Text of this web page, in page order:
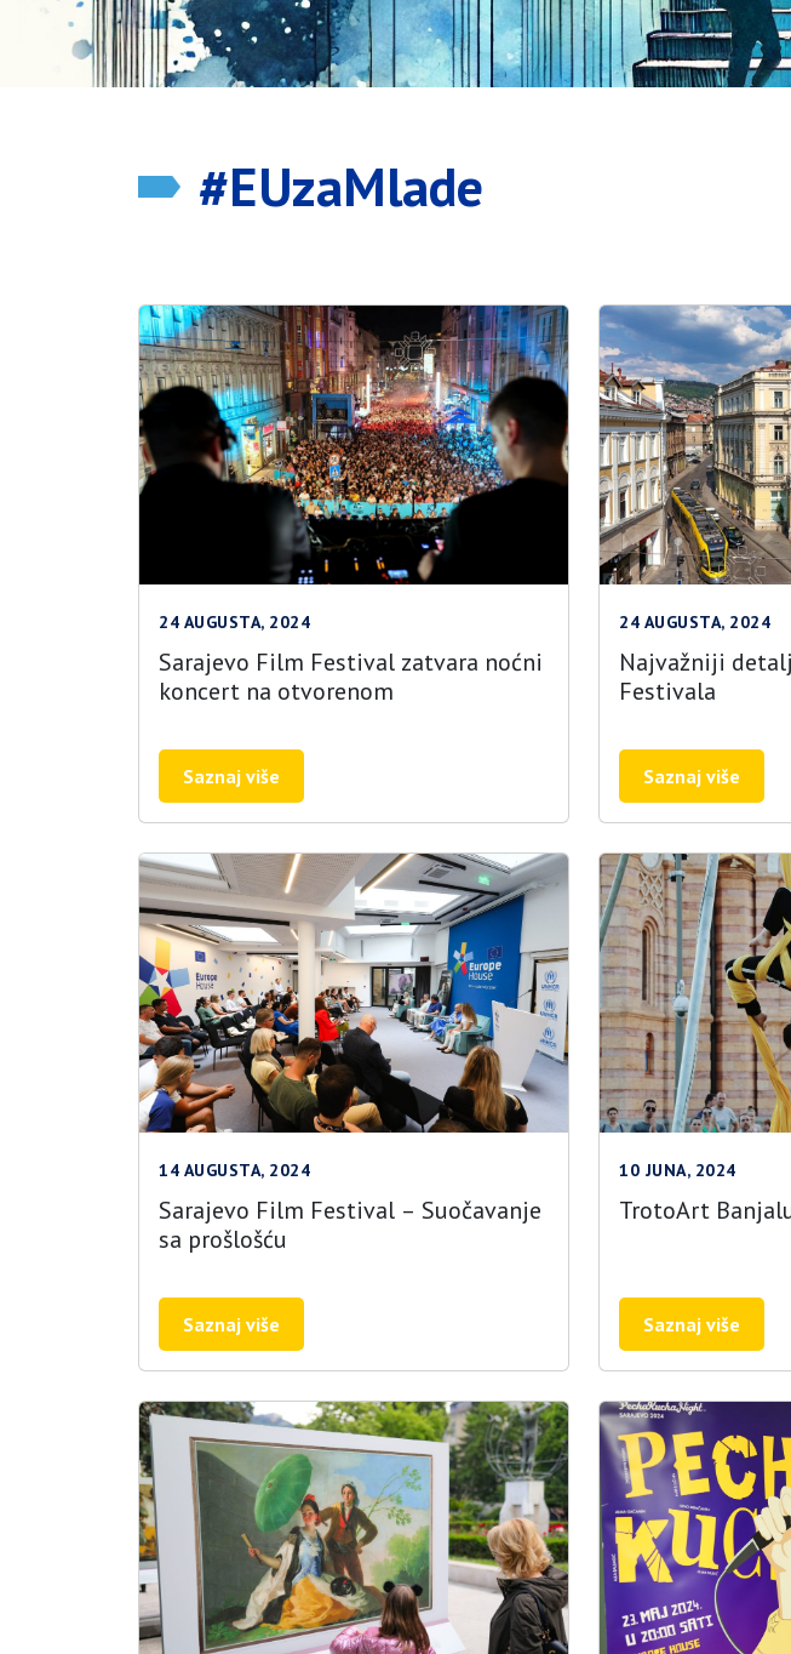
#EUzaMlade
24 AUGUSTA, 2024
Sarajevo Film Festival zatvara noćni
koncert na otvorenom
Saznaj više
24 AUGUSTA, 2024
Najvažniji
Festivala
Saznaj više
14 AUGUSTA, 2024
Sarajevo Film Festival – Suočavanje
sa prošlošću
Saznaj više
10 JUNA, 2024
TrotoArt
Saznaj više